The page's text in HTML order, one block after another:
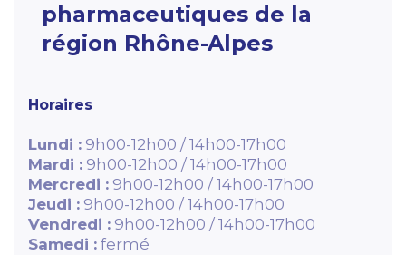
pharmaceutiques de la
région Rhône-Alpes
Horaires
Lundi : 9h00-12h00 / 14h00-17h00
Mardi : 9h00-12h00 / 14h00-17h00
Mercredi : 9h00-12h00 / 14h00-17h00
Jeudi : 9h00-12h00 / 14h00-17h00
Vendredi : 9h00-12h00 / 14h00-17h00
Samedi : fermé